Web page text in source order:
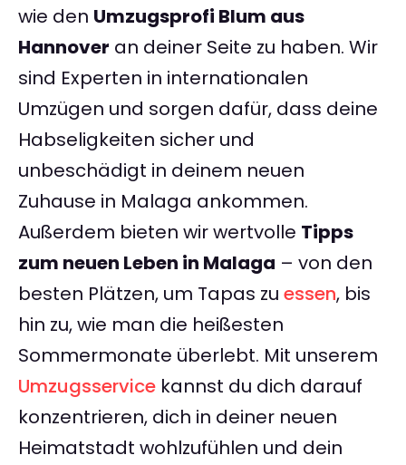
wie den Umzugsprofi Blum aus
Hannover an deiner Seite zu haben. Wir
sind Experten in internationalen
Umzügen und sorgen dafür, dass deine
Habseligkeiten sicher und
unbeschädigt in deinem neuen
Zuhause in Malaga ankommen.
Außerdem bieten wir wertvolle Tipps
zum neuen Leben in Malaga – von den
besten Plätzen, um Tapas zu essen, bis
hin zu, wie man die heißesten
Sommermonate überlebt. Mit unserem
Umzugsservice kannst du dich darauf
konzentrieren, dich in deiner neuen
Heimatstadt wohlzufühlen und dein